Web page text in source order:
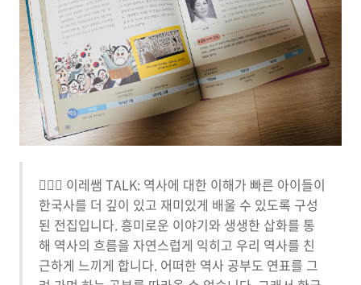
🙋🏻‍♀️ 이레쌤 TALK: 역사에 대한 이해가 빠른 아이들이
한국사를 더 깊이 있고 재미있게 배울 수 있도록 구성
된 전집입니다. 흥미로운 이야기와 생생한 삽화를 통
해 역사의 흐름을 자연스럽게 익히고 우리 역사를 친
근하게 느끼게 합니다. 어떠한 역사 공부도 연표를 그